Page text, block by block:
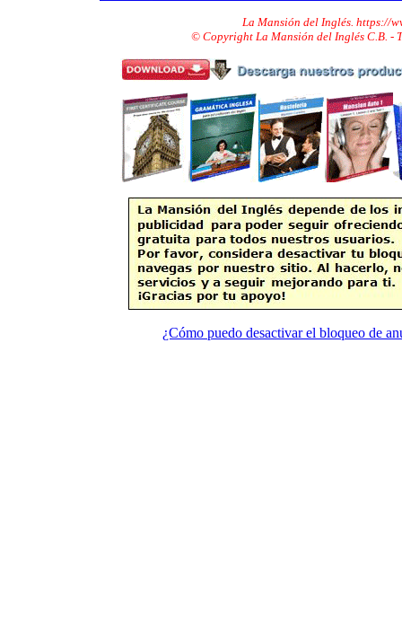
La Mansión del Inglés. https://
© Copyright La Mansión del Inglés C.B. -
¿Cómo puedo desactivar el bloqueo de